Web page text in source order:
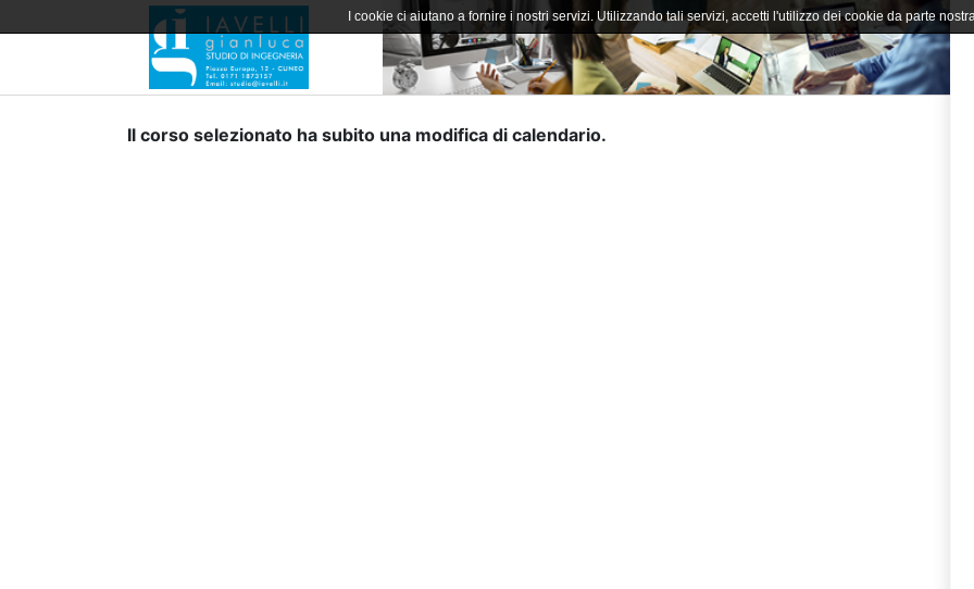
Il corso selezionato ha subito una modifica di calendario.
I cookie ci aiutano a fornire i nostri servizi. Utilizzando tali servizi, accetti l'utilizzo dei cookie da parte